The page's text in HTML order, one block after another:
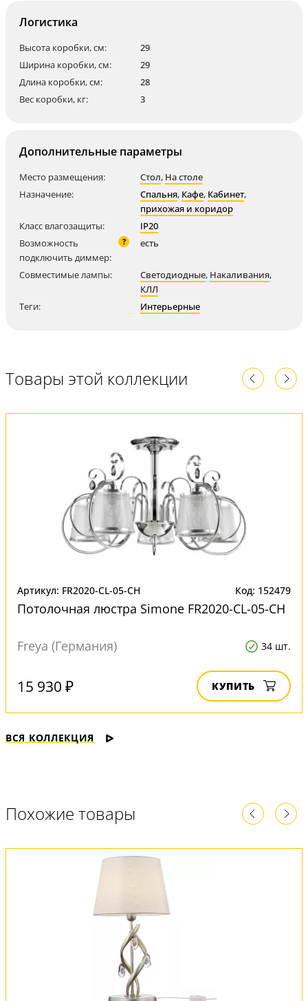
Логистика
Высота коробки, см:
29
Ширина коробки, см:
29
Длина коробки, см:
28
Вес коробки, кг:
3
Дополнительные параметры
Место размещения: Стол, На столе
Назначение:
Спальня, Кафе, Кабинет,
прихожая и коридор
Класс влагозащиты:
IP20
Возможность
подключить диммер:
? есть
Совместимые лампы: Светодиодные, Накаливания,
КЛЛ
Теги:
Интерьерные
Товары этой коллекции
Артикул: FR2020-CL-05-CH Код: 152479
Потолочная люстра Simone FR2020-CL-05-CH
Freya (Германия) 34 шт.
15 930 ₽ КУПИТЬ
ВСЯ КОЛЛЕКЦИЯ
Похожие товары